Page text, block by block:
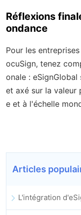
Réflexions
ondance
Pour les
ocuSign, tenez
onale :
et axé sur la valeur
e et à l'échelle
Articles